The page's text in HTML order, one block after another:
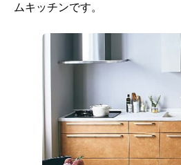
ムキッチンです。